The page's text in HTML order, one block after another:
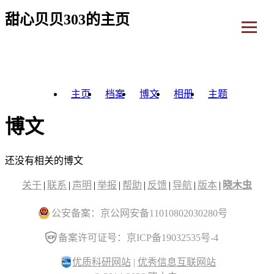
甜心贝贝303的主页
主页 档案 博文 相册 主题
博文
还没有相关的博文
关于 | 联系 | 声明 | 举报 | 帮助 | 反馈 | 导航 | 版本 | 晓木虫
公安备案：京公网安备11010802030280号
备案许可证号：京ICP备19032535号-4
优质科研网站 | 优秀信息互联网站